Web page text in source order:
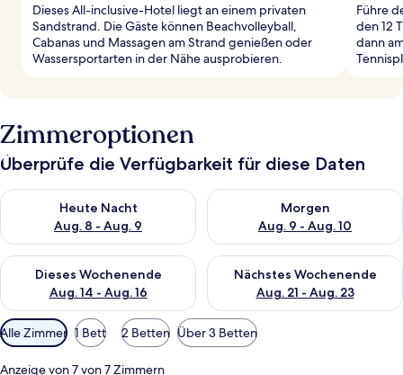
Dieses All-inclusive-Hotel liegt an einem privaten
Sandstrand. Die Gäste können Beachvolleyball,
Cabanas und Massagen am Strand genießen oder
Wassersportarten in der Nähe ausprobieren.
Führe
den 12
dann
Zimmeroptionen
Überprüfe die Verfügbarkeit für diese Daten
Heute Nacht
Aug. 8 - Aug. 9
Überprüfe die Verfügbarkeit für heute Nacht, Aug. 8 - Aug. 9.
Morgen
Aug. 9 - Aug. 10
Überprüfe die Verfügbarkeit
Dieses Wochenende
Aug. 14 - Aug. 16
Überprüfe die Verfügbarkeit für dieses Wochenende, Aug. 14
Nächstes Wochenende
Aug. 21 - Aug. 23
Überprüfe die Verfügbarkeit
Verfügbare
Filter
für
Alle Zimmer 1 Bett 2 Betten Über 3 Betten
Anzeige von 7 von 7 Zimmern